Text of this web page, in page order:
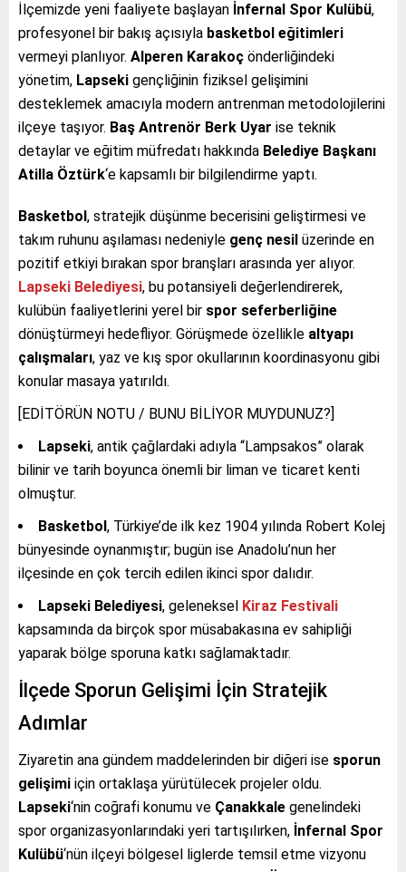
İlçemizde yeni faaliyete başlayan İnfernal Spor Kulübü,
profesyonel bir bakış açısıyla basketbol eğitimleri
vermeyi planlıyor. Alperen Karakoç önderliğindeki
yönetim, Lapseki gençliğinin fiziksel gelişimini
desteklemek amacıyla modern antrenman metodolojilerini
ilçeye taşıyor. Baş Antrenör Berk Uyar ise teknik
detaylar ve eğitim müfredatı hakkında Belediye Başkanı
Atilla Öztürk‘e kapsamlı bir bilgilendirme yaptı.
Basketbol , stratejik düşünme becerisini geliştirmesi ve
takım ruhunu aşılaması nedeniyle genç nesil üzerinde en
pozitif etkiyi bırakan spor branşları arasında yer alıyor.
Lapseki Belediyesi, bu potansiyeli değerlendirerek,
kulübün faaliyetlerini yerel bir spor seferberliğine
dönüştürmeyi hedefliyor. Görüşmede özellikle altyapı
çalışmaları, yaz ve kış spor okullarının koordinasyonu gibi
konular masaya yatırıldı.
[EDİTÖRÜN NOTU / BUNU BİLİYOR MUYDUNUZ?]
Lapseki, antik çağlardaki adıyla “Lampsakos” olarak
bilinir ve tarih boyunca önemli bir liman ve ticaret kenti
olmuştur.
Basketbol , Türkiye’de ilk kez 1904 yılında Robert Kolej
bünyesinde oynanmıştır; bugün ise Anadolu’nun her
ilçesinde en çok tercih edilen ikinci spor dalıdır.
Lapseki Belediyesi, geleneksel Kiraz Festivali
kapsamında da birçok spor müsabakasına ev sahipliği
yaparak bölge sporuna katkı sağlamaktadır.
İlçede Sporun Gelişimi İçin Stratejik
Adımlar
Ziyaretin ana gündem maddelerinden bir diğeri ise sporun
gelişimi için ortaklaşa yürütülecek projeler oldu.
Lapseki‘nin coğrafi konumu ve Çanakkale genelindeki
spor organizasyonlarındaki yeri tartışılırken, İnfernal Spor
Kulübü‘nün ilçeyi bölgesel liglerde temsil etme vizyonu